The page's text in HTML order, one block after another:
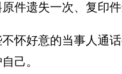
件遗失一次、复印
怀好意的当事人通
己。